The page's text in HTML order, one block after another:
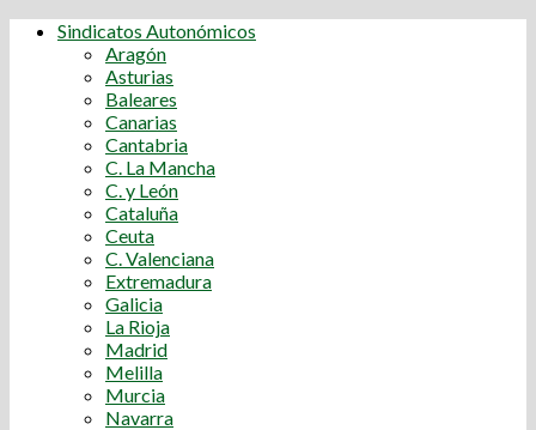
Sindicatos Autonómicos
Aragón
Asturias
Baleares
Canarias
Cantabria
C. La Mancha
C. y León
Cataluña
Ceuta
C. Valenciana
Extremadura
Galicia
La Rioja
Madrid
Melilla
Murcia
Navarra